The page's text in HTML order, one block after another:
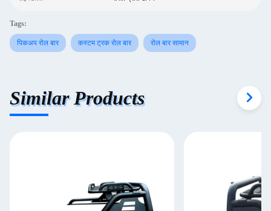
Tags:
पिकअप रोल बार कस्टम ट्रक रोल बार रोल बार सामान
Similar Products